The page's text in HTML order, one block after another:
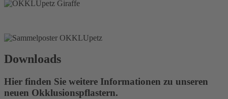
Downloads
Hier finden Sie weitere Informationen zu unseren
neuen Okklusionspflastern.